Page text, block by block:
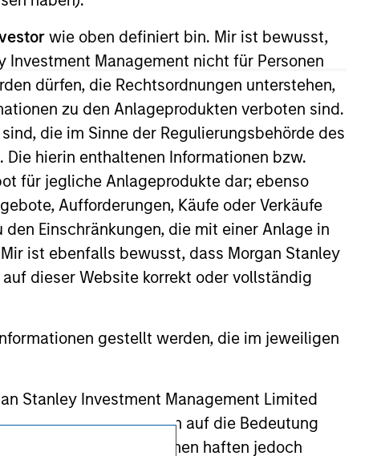
wie oben definiert bin. Mir ist bewusst,
Management nicht für Personen
dürfen, die Rechtsordnungen unterstehen,
zu den Anlageprodukten verboten sind.
die im Sinne der Regulierungsbehörde des
hierin enthaltenen Informationen bzw.
für jegliche Anlageprodukte dar; ebenso
Aufforderungen, Käufe oder Verkäufe
Einschränkungen, die mit einer Anlage in
ist ebenfalls bewusst, dass Morgan Stanley
dieser Website korrekt oder vollständig
gestellt werden, die im jeweiligen
Stanley Investment Management Limited
ausgelassen, das sich auf die Bedeutung
Unternehmen haften jedoch
guarantee that the investment mentioned
The trademarks and service marks
sponsored, or otherwise approved by
We are providing these hyperlinks to you
approval, investigation, verification or
for the information contained on the site